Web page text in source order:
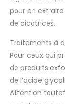
pour en
de cicatrices.
Traitements à
Pour ceux qui
de produits
de l’acide
Attention